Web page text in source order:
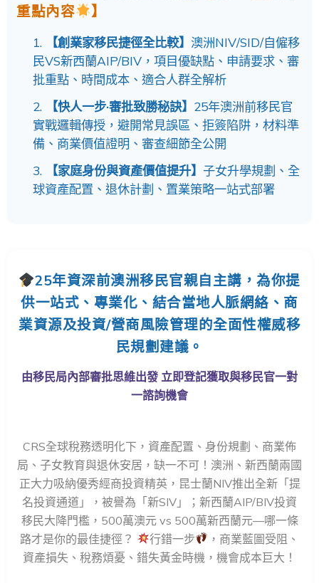
重點內容
】
【創業家移民捷徑全比較】 澳洲NIV/SID/自僱移
民VS新西蘭AIP/BIV，項目優缺點、申請要求、審
批重點、時間成本、適合人群全解析
【快人一步·審批致勝秘訣】 25年澳洲前移民官
實戰邏輯傳授，避開常見誤區、拒簽陷阱，材料準
備、商業價值證明、審查細節全公開
【家庭身份與資產價值提升】 子女升學規劃、全
球資產配置、退休計劃、置業策略一站式部署
25年資深前澳洲移民官親自主講，為你提
供一站式、專業化、結合當地人脈網絡、商
業資源及投資/營商風險管理的全面性權威移
民規劃建議。
由移民局內部審批思維出發 立即登記獲取與移民官一對
一諮詢機會
CRS全球稅務透明化下， 資產配置、身份規劃、商業佈
局、子女教育與退休安居，缺一不可！ 澳洲、新西蘭兩國
正大力吸納優秀經商投資精英，昆士蘭NIV推出全新「提
名投資通道」，被譽為「新SIV」；新西蘭AIP/BIV投資
移民大降門檻，500萬澳元 vs 500萬新西蘭元—哪一條
路才是你的最佳捷徑？
行錯一步 ， 商業藍圖受阻、
資產損失、稅務煩憂、錯失黃金時機，機會成本巨大！